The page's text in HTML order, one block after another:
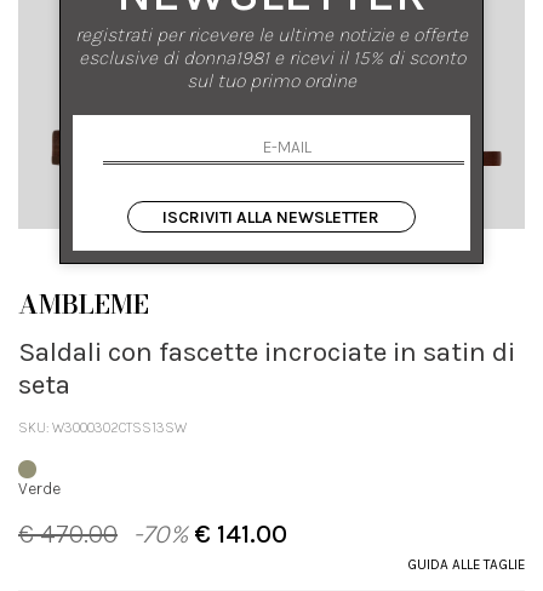
AMBLEME
Saldali con fascette incrociate in satin di
seta
SKU: W3000302CTSS13SW
Verde
€ 470.00 -70% € 141.00
GUIDA ALLE TAGLIE
registrati per ricevere le ultime notizie e offerte
esclusive di donna1981 e ricevi il 15% di sconto
sul tuo primo ordine
ISCRIVITI ALLA NEWSLETTER